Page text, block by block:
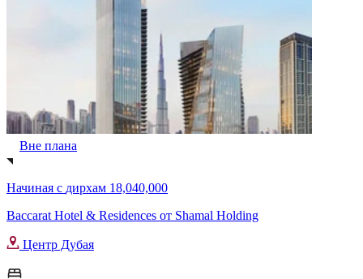
Вне плана
Начиная с дирхам 18,040,000
Baccarat Hotel & Residences от Shamal Holding
Центр Дубая